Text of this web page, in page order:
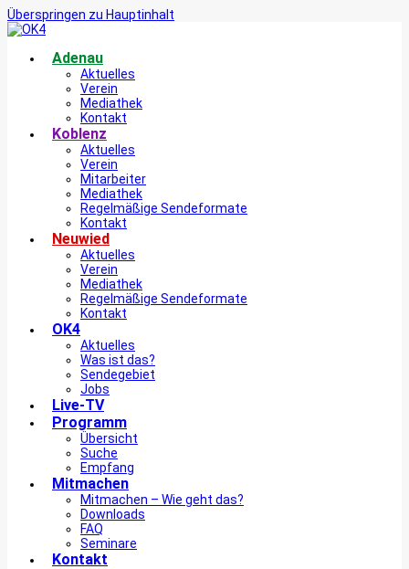
Überspringen zu Hauptinhalt
Adenau
Aktuelles
Verein
Mediathek
Kontakt
Koblenz
Aktuelles
Verein
Mitarbeiter
Mediathek
Regelmäßige Sendeformate
Kontakt
Neuwied
Aktuelles
Verein
Mediathek
Regelmäßige Sendeformate
Kontakt
OK4
Aktuelles
Was ist das?
Sendegebiet
Jobs
Live-TV
Programm
Übersicht
Suche
Empfang
Mitmachen
Mitmachen – Wie geht das?
Downloads
FAQ
Seminare
Kontakt